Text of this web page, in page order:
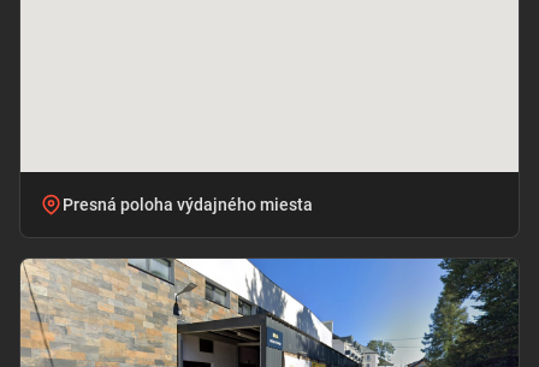
Presná poloha výdajného miesta